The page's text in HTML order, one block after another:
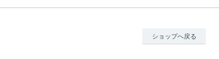
ショップへ戻る